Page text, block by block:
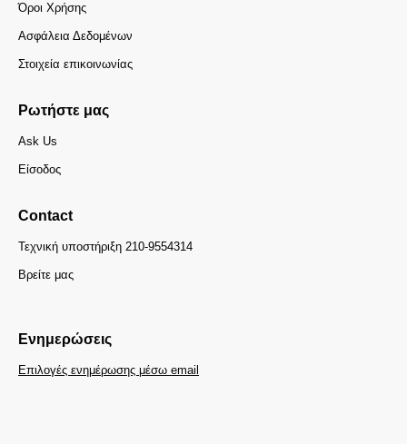
Όροι Χρήσης
Ασφάλεια Δεδομένων
Στοιχεία επικοινωνίας
Ρωτήστε μας
Ask Us
Είσοδος
Contact
Τεχνική υποστήριξη 210-9554314
Βρείτε μας
Ενημερώσεις
Επιλογές ενημέρωσης μέσω email